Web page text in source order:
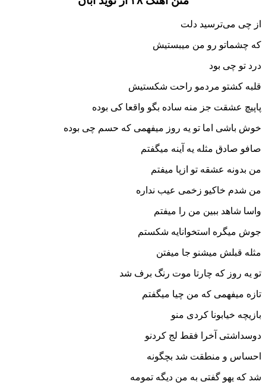
از چی می‌ترسید دلت
که چشماتو رو من میبستیش
درد تو چی بود
قلبه کشتو مردمو راحت شکستیش
پاپیچ عشقت جز منه ساده بگو واقعا کی بوده
خوش باشی اما تو یه روز میفهمی که حسم چی بوده
صافو صادق مثله یه آینه میگفتم
من بدونه عشقه تو ازپا میفتم
من شدم خاکیو زخمی عیب نداره
واسا شاهد ببین من را میفتم
جوش میگره استخوانایه شکستم
مثله قبلش میشنو جا میفتن
تو یه روز که چارتا موت رنگ برف شد
تازه میفهمی که من چیا میگفتم
بازیچه خیابونا کردی منو
دوسداشتی آخرا فقط لج کردنو
احساس و منطقت شد بچگونه
شد که یهو گفتی به من دیگه تمومه